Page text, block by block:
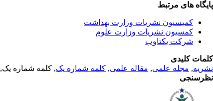
پایگاه های مرتبط
کمیسیون نشریات وزارت بهداشت
کمسیون نشریات وزارت علوم
شرکت یکتاوب
کلمات کلیدی
نشریه, مجله علمی, مقاله علمی, کلمه شماره یک, کلمه شماره یک,
نظرسنجی